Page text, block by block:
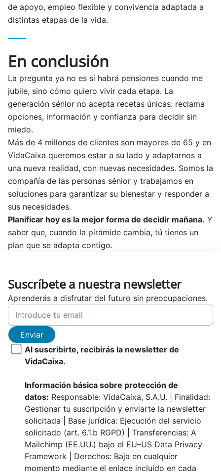
de apoyo, empleo flexible y convivencia adaptada a
distintas etapas de la vida.
En conclusión
La pregunta ya no es si habrá pensiones cuando me
jubile, sino cómo quiero vivir cada etapa. La
generación sénior no acepta recetas únicas: reclama
opciones, información y confianza para decidir sin
miedo.
Más de 4 millones de clientes son mayores de 65 y en
VidaCaixa queremos estar a su lado y adaptarnos a
una nueva realidad, con nuevas necesidades. Somos la
compañía de las personas sénior y trabajamos en
soluciones para garantizar su bienestar y responder a
sus necesidades.
Planificar hoy es la mejor forma de decidir mañana. Y
saber que, cuando la pirámide cambia, tú tienes un
plan que se adapta contigo.
Suscríbete a nuestra newsletter
Aprenderás a disfrutar del futuro sin preocupaciones.
Enviar
Al suscribirte, recibirás la newsletter de
VidaCaixa.
Información básica sobre protección de
datos: Responsable: VidaCaixa, S.A.U. | Finalidad:
Gestionar tu suscripción y enviarte la newsletter
solicitada | Base jurídica: Ejecución del servicio
solicitado (art. 6.1.b RGPD) | Transferencias: A
Mailchimp (EE.UU.) bajo el EU–US Data Privacy
Framework | Derechos: Baja en cualquier
momento mediante el enlace incluido en cada